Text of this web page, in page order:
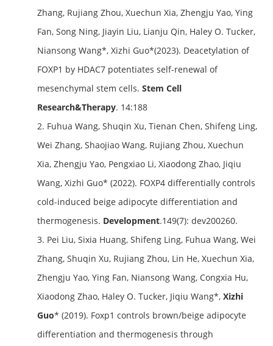
Zhang, Rujiang Zhou, Xuechun Xia, Zhengju Yao, Ying
Fan, Song Ning, Jiayin Liu, Lianju Qin, Haley O. Tucker,
Niansong Wang*, Xizhi Guo*(2023). Deacetylation of
FOXP1 by HDAC7 potentiates self-renewal of
mesenchymal stem cells.Stem Cell
Research&Therapy. 14:188
2. Fuhua Wang, Shuqin Xu, Tienan Chen, Shifeng Ling,
Wei Zhang, Shaojiao Wang, Rujiang Zhou, Xuechun
Xia, Zhengju Yao, Pengxiao Li, Xiaodong Zhao, Jiqiu
Wang, Xizhi Guo* (2022). FOXP4 differentially controls
cold-induced beige adipocyte differentiation and
thermogenesis. Development.149(7): dev200260.
3. Pei Liu, Sixia Huang, Shifeng Ling, Fuhua Wang, Wei
Zhang, Shuqin Xu, Rujiang Zhou, Lin He, Xuechun Xia,
Zhengju Yao, Ying Fan, Niansong Wang, Congxia Hu,
Xiaodong Zhao, Haley O. Tucker, Jiqiu Wang*,Xizhi
Guo* (2019). Foxp1 controls brown/beige adipocyte
differentiation and thermogenesis through